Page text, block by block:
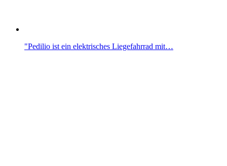
"Pedilio ist ein elektrisches Liegefahrrad mit…